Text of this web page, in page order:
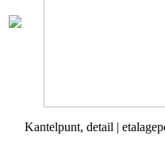
Kantelpunt, detail |